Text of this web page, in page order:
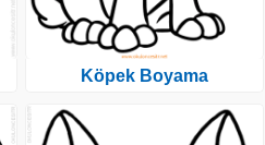
Köpek Boyama